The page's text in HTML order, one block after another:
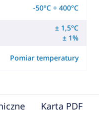
-50°C ÷ 400°C
± 1,5°C
± 1%
Pomiar temperatury
Karta PDF